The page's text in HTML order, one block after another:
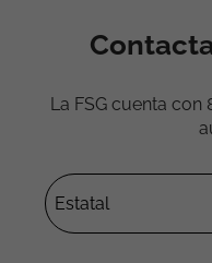
La FSG cuenta con